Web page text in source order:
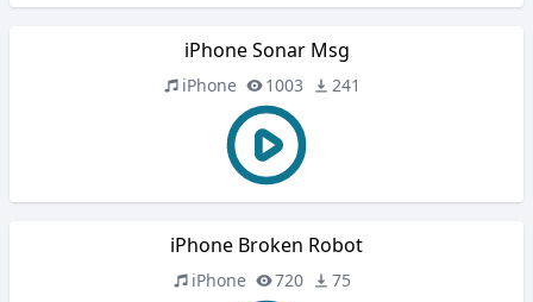
iPhone Sonar Msg
iPhone 1003 241
iPhone Broken Robot
iPhone 720 75